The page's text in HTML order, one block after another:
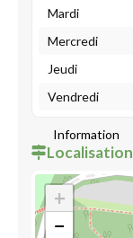
Mardi
Mercredi
Jeudi
Vendredi
Information
Localisation
+
−